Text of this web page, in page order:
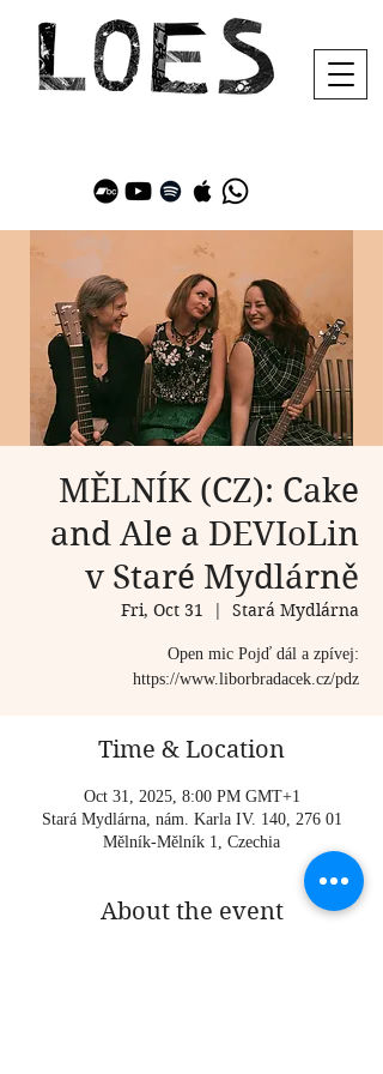
MĚLNÍK (CZ): Cake
and Ale a DEVIoLin
v Staré Mydlárně
Fri, Oct 31
  |
Stará Mydlárna
Open mic Pojď dál a zpívej:
https://www.liborbradacek.cz/pdz
Time & Location
Oct 31, 2025, 8:00 PM GMT+1
Stará Mydlárna, nám. Karla IV. 140, 276 01
Mělník-Mělník 1, Czechia
About the event